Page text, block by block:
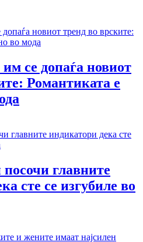
се допаѓа новиот
Романтиката е
главните
сте се изгубиле во